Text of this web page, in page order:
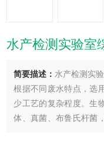
水产检测实验室
简要描述： 水产检测实
根据不同废水特点，选
少工艺的复杂程度。生
体、真菌、布鲁氏杆菌